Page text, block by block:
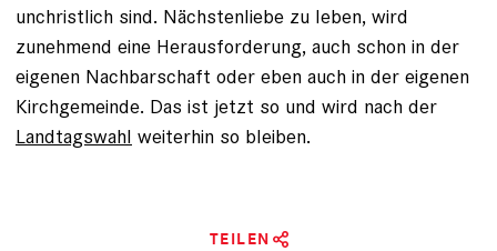
unchristlich sind. Nächstenliebe zu leben, wird
zunehmend eine Herausforderung, auch schon in der
eigenen Nachbarschaft oder eben auch in der eigenen
Kirchgemeinde. Das ist jetzt so und wird nach der
Landtagswahl weiterhin so bleiben.
TEILEN